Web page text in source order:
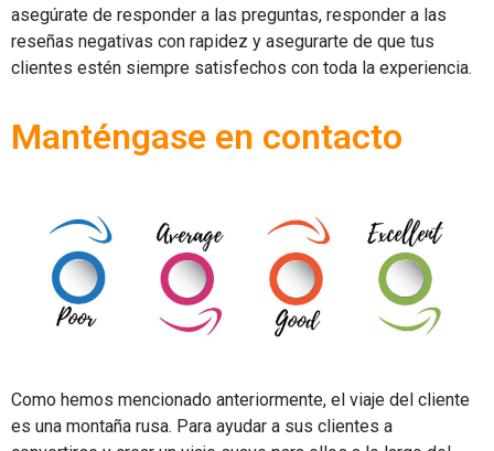
asegúrate de responder a las preguntas, responder a las
reseñas negativas con rapidez y asegurarte de que tus
clientes estén siempre satisfechos con toda la experiencia.
Manténgase en contacto
Como hemos mencionado anteriormente, el viaje del cliente
es una montaña rusa. Para ayudar a sus clientes a